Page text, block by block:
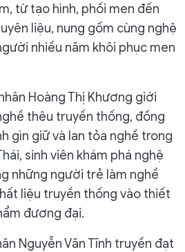
từ tạo hình, phối men đến
liệu, nung gốm cùng nghệ
nhiều năm khôi phục men
Hoàng Thị Khương giới
thêu truyền thống, đồng
gìn giữ và lan tỏa nghề trong
sinh viên khám phá nghệ
những người trẻ làm nghề
liệu truyền thống vào thiết
đương đại.
Nguyễn Văn Tĩnh truyền đạt